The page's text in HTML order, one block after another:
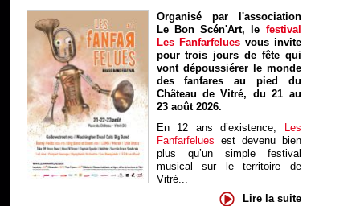
Organisé par l'association
Le Bon Scén'Art, le festival
Les Fanfarfelues vous invite
pour trois jours de fête qui
vont dépoussiérer le monde
des fanfares au pied du
Château de Vitré, du 21 au
23 août 2026.
En 12 ans d’existence, Les
Fanfarfelues est devenu bien
plus qu’un simple festival
musical sur le territoire de
Vitré...
Lire la suite